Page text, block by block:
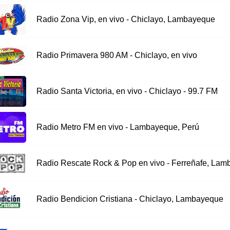
Radio Zona Vip, en vivo - Chiclayo, Lambayeque
Radio Primavera 980 AM - Chiclayo, en vivo
Radio Santa Victoria, en vivo - Chiclayo - 99.7 FM
Radio Metro FM en vivo - Lambayeque, Perú
Radio Rescate Rock & Pop en vivo - Ferreñafe,
Radio Bendicion Cristiana - Chiclayo, Lambayeque